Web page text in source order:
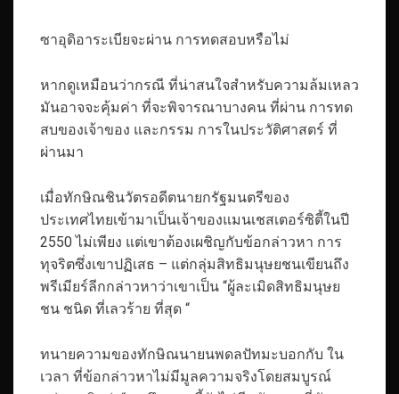
ซาอุดิอาระเบียจะผ่าน การทดสอบหรือไม่
หากดูเหมือนว่ากรณี ที่น่าสนใจสำหรับความล้มเหลว
มันอาจจะคุ้มค่า ที่จะพิจารณาบางคน ที่ผ่าน การทด
สบของเจ้าของ และกรรม การในประวัติศาสตร์ ที่
ผ่านมา
เมื่อทักษิณชินวัตรอดีตนายกรัฐมนตรีของ
ประเทศไทยเข้ามาเป็นเจ้าของแมนเชสเตอร์ซิตี้ในปี
2550 ไม่เพียง แต่เขาต้องเผชิญกับข้อกล่าวหา การ
ทุจริตซึ่งเขาปฏิเสธ – แต่กลุ่มสิทธิมนุษยชนเขียนถึง
พรีเมียร์ลีกกล่าวหาว่าเขาเป็น “ผู้ละเมิดสิทธิมนุษย
ชน ชนิด ที่เลวร้าย ที่สุด “
ทนายความของทักษิณนายนพดลปัทมะบอกกับ ใน
เวลา ที่ข้อกล่าวหาไม่มีมูลความจริงโดยสมบูรณ์